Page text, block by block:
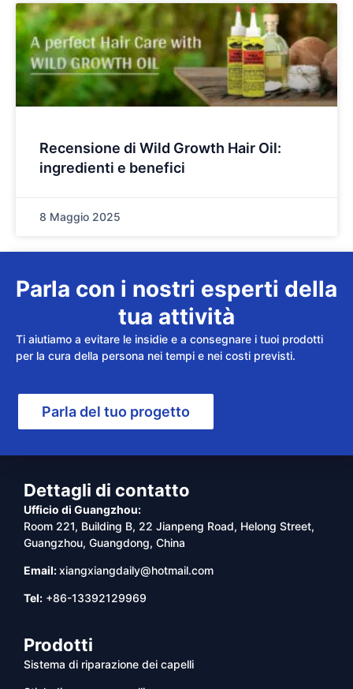
Recensione di Wild Growth Hair Oil:
ingredienti e benefici
8 Maggio 2025
Parla con i nostri esperti della
tua attività
Ti aiutiamo a evitare le insidie e a consegnare i tuoi prodotti
per la cura della persona nei tempi e nei costi previsti.
Parla del tuo progetto
Dettagli di contatto
Ufficio di Guangzhou:
Room 221, Building B, 22 Jianpeng Road, Helong Street,
Guangzhou, Guangdong, China
Email:xiangxiangdaily@hotmail.com
Tel: +86-13392129969
Prodotti
Sistema di riparazione dei capelli